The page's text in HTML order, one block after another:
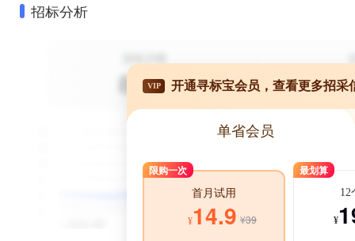
招标分析
VIP 开通寻标宝会员，查看更多招采
单省会员
限购一次
首月试用
¥14.9 ¥39
最划算
12
¥